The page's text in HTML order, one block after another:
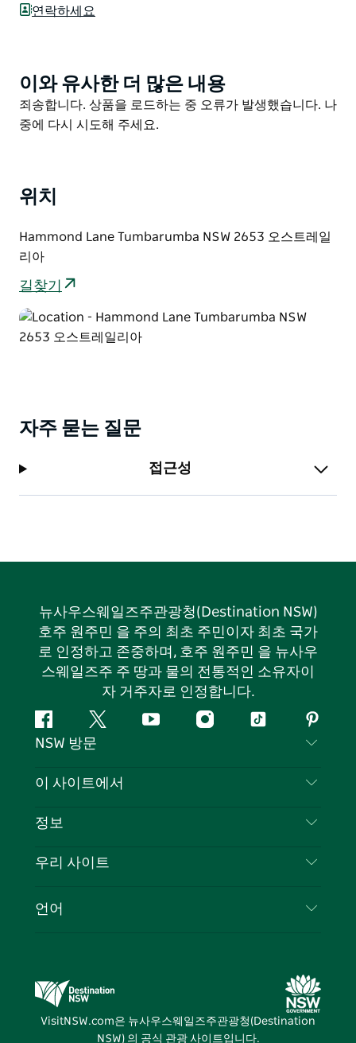
바로 옆에는 툼바룸바 스케이트 파크가 있어 더욱 즐거운
또한 마을에는 개울을 따라 구불구불 이어지고 운동장을
는 것보다 더 좋은 방법은 없습니다. 마을 주변을 한가롭
은 길 그리고 펌프 트랙과 스케이트 파크를 포함한 다양한
기술 연습 공간까지 툼바룸바는 다채로운 즐거움을 선사
합니다.
연락하세요
Product
List
이와 유사한 더 많은 내용
Product
List
죄송합니다. 상품을 로드하는 중 오류가 발생했습니다. 나
중에 다시 시도해 주세요.
위치
Hammond Lane Tumbarumba NSW 2653 오스트레일
리아
길찾기
자주 묻는 질문
접근성
뉴사우스웨일즈주관광청(Destination NSW)
호주 원주민 을 주의 최초 주민이자 최초 국가
로 인정하고 존중하며, 호주 원주민 을 뉴사우
스웨일즈주 주 땅과 물의 전통적인 소유자이
자 거주자로 인정합니다.
페
이
북
지
다
유
인
틱
핀
터
스
NSW 방문
문의하기
쿠키 고지
이 사이트에서
목적지
이벤트
정보
여행 정보
뉴사우스웨일즈주 의 사업
우리 사이트
뉴사우스웨일즈주관광청(Destination NSW) 미디
어 센터
비비드 시드니(Vivid Sydney)
언어
VisitNSW.com은 뉴사우스웨일즈주관광청(Destination
NSW) 의 공식 관광 사이트입니다.